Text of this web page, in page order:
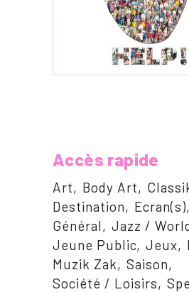
Accès rapide
Art Body Art
Destination
Ecran(s)
Général
Jazz /
Jeune Public Jeux
Muzik Zak
Saison
Société / Loisirs